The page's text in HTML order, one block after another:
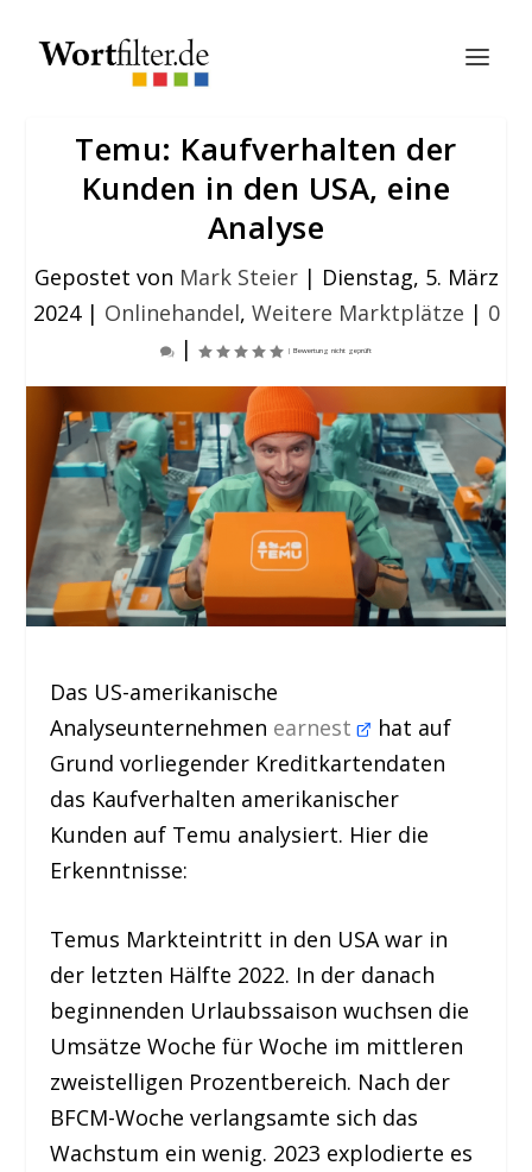
Temu: Kaufverhalten der
Kunden in den USA, eine
Analyse
Gepostet von Mark Steier| Dienstag, 5. März
2024| Onlinehandel, Weitere Marktplätze | 0
|
Das US-amerikanische
Analyseunternehmen earnest
hat auf
Grund vorliegender Kreditkartendaten
das Kaufverhalten amerikanischer
Kunden auf Temu analysiert. Hier die
Erkenntnisse:
Temus Markteintritt in den USA war in
der letzten Hälfte 2022. In der danach
beginnenden Urlaubssaison wuchsen die
Umsätze Woche für Woche im mittleren
zweistelligen Prozentbereich. Nach der
BFCM-Woche verlangsamte sich das
Wachstum ein wenig. 2023 explodierte es